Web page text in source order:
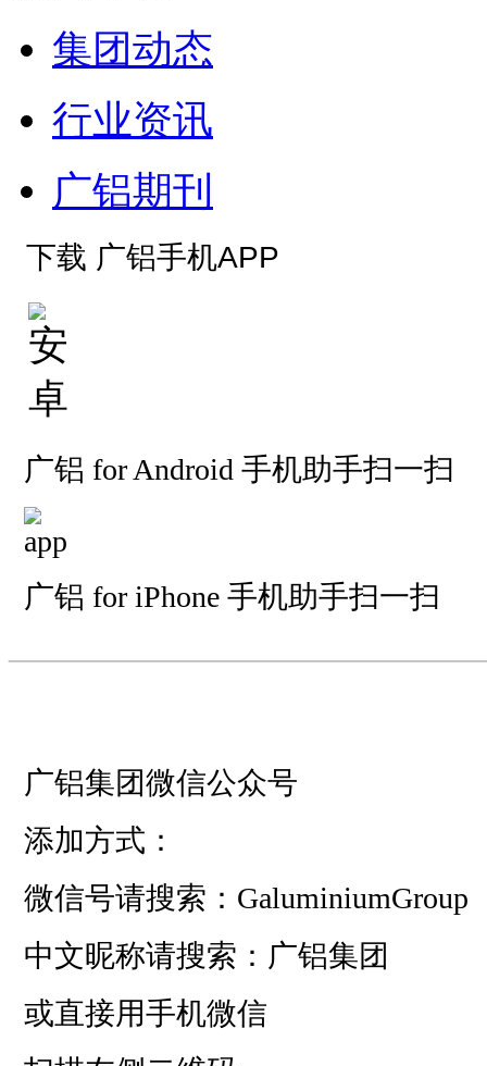
集团动态
行业资讯
广铝期刊
下载 广铝手机APP
广铝 for Android 手机助手扫一扫
广铝 for iPhone 手机助手扫一扫
———————————
广铝集团微信公众号
添加方式：
微信号请搜索：GaluminiumGroup
中文昵称请搜索：广铝集团
或直接用手机微信